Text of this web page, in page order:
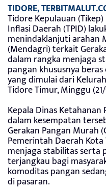
TIDORE,
Tidore Kepulauan
Inflasi Daerah (TPID)
menindaklanjuti arahan
(Mendagri) terkait
dalam rangka menjaga
pangan khususnya
yang dimulai dari
Tidore Timur, Minggu
Kepala Dinas Ketahanan
dalam kesempatan
Gerakan Pangan Murah
Pemerintah Daerah
menjaga stabilitas serta
terjangkau bagi
komoditas pangan
di pasaran.